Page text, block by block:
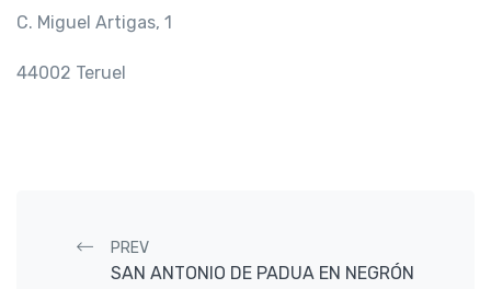
C. Miguel Artigas, 1
44002 Teruel
Post navigation
PREV
SAN ANTONIO DE PADUA EN NEGRÓN